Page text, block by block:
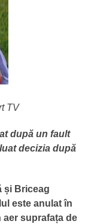
TV
după un fault
decizia după
și Briceag
este anulat în
aer suprafața de